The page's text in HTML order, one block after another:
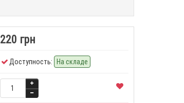
220 грн
Доступность: На складе